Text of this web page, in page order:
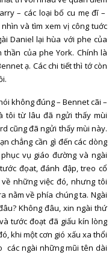
– các loại bố cu mẹ đĩ –
và tìm xem vị công tuớc
Daniel lại hùa với phe của
của phe York. Chính là
ạ. Các chi tiết thì tớ còn
không đúng – Bennet cãi –
tôi từ lâu đã ngửi thấy mùi
cũng đã ngửi thấy mùi này.
chẳng cần gì đến các dòng
vụ giáo đường và ngài
đọat, đánh đập, treo cổ
những việc đó, nhưng tôi
nằm về phía chúng ta. Ngài
Không đâu, xin ngài thứ
tước đoạt đã giấu kín lòng
khi một cơn gió xấu xa thổi
các ngài những mũi tên dài